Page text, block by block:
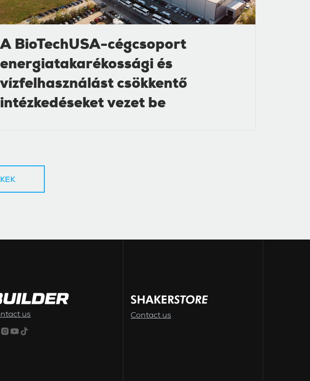
A BioTechUSA-cégcsoport
energiatakarékossági és
vízfelhasználást csökkentő
intézkedéseket vezet be
us Contact us